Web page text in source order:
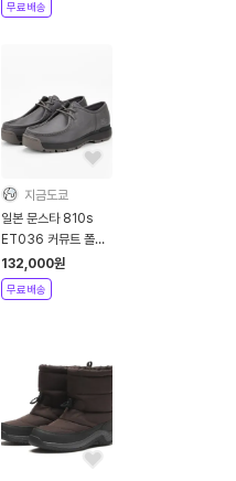
무료배송
지금도쿄
일본 문스타 810s
ET036 커뮤트 폴리
지 그레이 모카신 가죽
슈즈
132,000원
무료배송